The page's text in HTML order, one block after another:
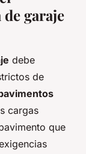
garaje
debe
de
cargas
que